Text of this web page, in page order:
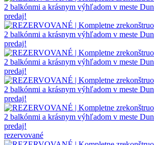
rezervované